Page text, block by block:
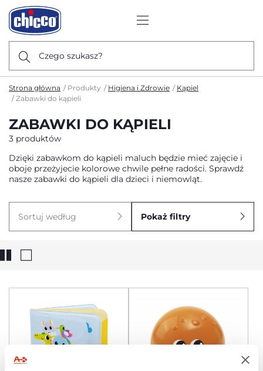
Czego szukasz?
Strona główna Produkty Higiena i Zdrowie
Kąpiel
Zabawki do kąpieli
ZABAWKI DO KĄPIELI
3 produktów
Dzięki zabawkom do kąpieli maluch będzie mieć zajęcie i
oboje przeżyjecie kolorowe chwile pełne radości. Sprawdź
nasze zabawki do kąpieli dla dzieci i niemowląt.
Sortuj według Pokaż filtry